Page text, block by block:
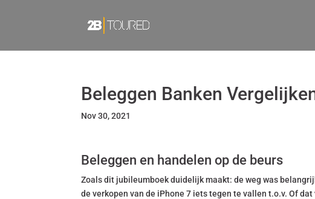
Beleggen Banken
Nov 30, 2021
Beleggen en handelen op de beurs
Zoals dit jubileumboek duidelijk maakt: de weg was
de verkopen van de iPhone 7 iets tegen te vallen t.o.v. Of